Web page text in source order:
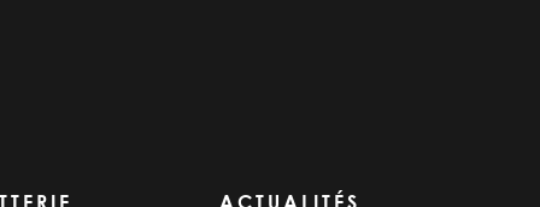
ACTUALITÉS